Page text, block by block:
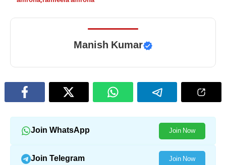
Manish Kumar
Join WhatsApp Join Now
Join Telegram Join Now